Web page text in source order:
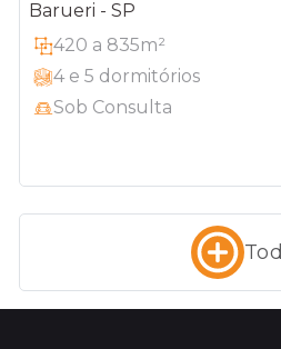
Barueri - SP
420 a 835m²
4 e 5 dormitórios
Sob Consulta